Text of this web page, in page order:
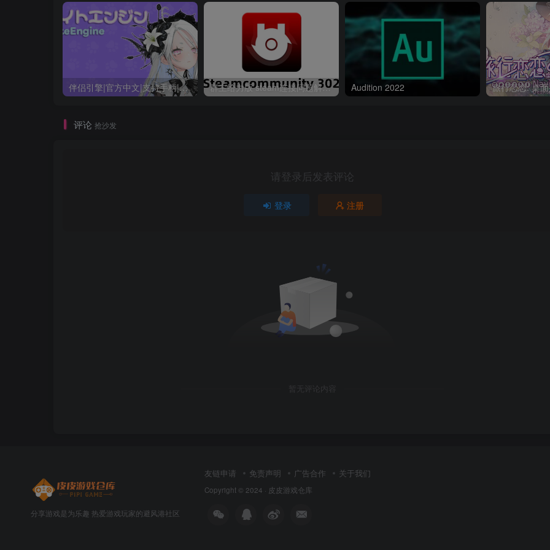
伴侣引擎|官方中文|支持手柄|MateEngine 群主给力版 steam连接问题解决软件 community302 Audition 2022 旅行恋恋: 桌
评论 抢沙发
请登录后发表评论
登录 注册
暂无评论内容
分享游戏是为乐趣 热爱游戏玩家的避风港社区
友链申请 免责声明 广告合作 关于我们
Copyright © 2024 · 皮皮游戏仓库